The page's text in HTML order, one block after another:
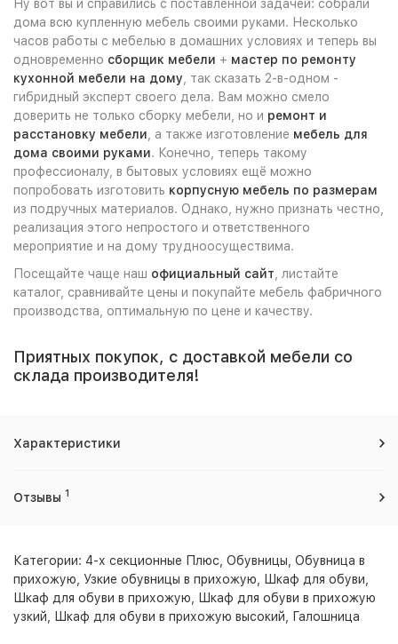
Ну вот вы и справились с поставленной задачей: собрали
дома всю купленную мебель своими руками. Несколько
часов работы с мебелью в домашних условиях и теперь вы
одновременно сборщик мебели + мастер по ремонту
кухонной мебели на дому , так сказать 2-в-одном -
гибридный эксперт своего дела. Вам можно смело
доверить не только сборку мебели, но и ремонт и
расстановку мебели , а также изготовление мебель для
дома своими руками. Конечно, теперь такому
профессионалу, в бытовых условиях ещё можно
попробовать изготовить корпусную мебель по размерам
из подручных материалов. Однако, нужно признать честно,
реализация этого непростого и ответственного
мероприятие и на дому трудноосуществима.
Посещайте чаще наш официальный сайт , листайте
каталог, сравнивайте цены и покупайте мебель фабричного
производства, оптимальную по цене и качеству.
Приятных покупок, с доставкой мебели со
склада производителя!
Характеристики
Отзывы 1
Категории: 4-х секционные Плюс Обувницы Обувница в
прихожую
Узкие обувницы в прихожую Шкаф для обуви
Шкаф для обуви в прихожую
Шкаф для обуви в прихожую
узкий
Шкаф для обуви в прихожую высокий Галошница